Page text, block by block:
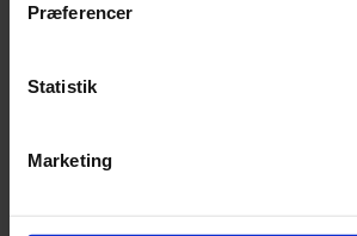
Præferencer
Statistik
Marketing
Beierholm Viborg